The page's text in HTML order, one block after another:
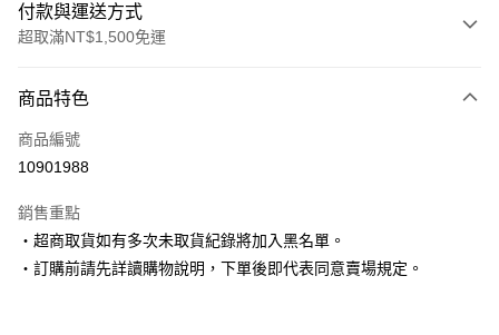
付款與運送方式
超取滿NT$1,500免運
信用卡一次付款
超商取貨付款
Apple Pay
街口支付
商品特色
商品編號
10901988
銷售重點
‧超商取貨如有多次未取貨紀錄將加入黑名單。
‧訂購前請先詳讀購物說明，下單後即代表同意賣場規定。